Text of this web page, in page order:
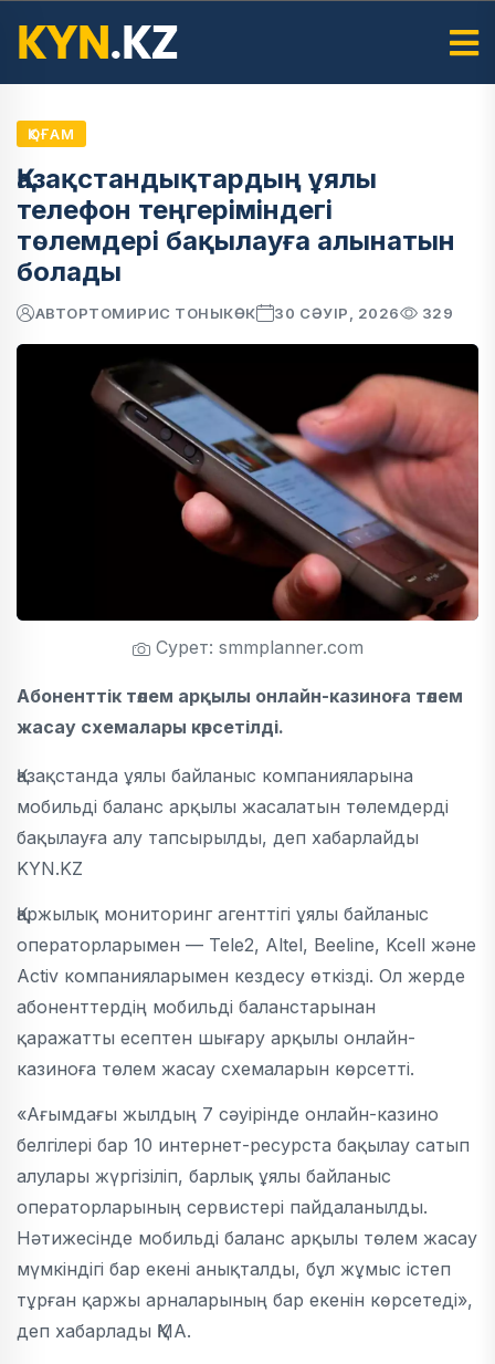
ҚОҒАМ
Қазақстандықтардың ұялы
телефон теңгеріміндегі
төлемдері бақылауға алынатын
болады
АВТОРТОМИРИС ТОНЫКӨК 30 СӘУІР, 2026 329
Сурет: smmplanner.com
Абоненттік төлем арқылы онлайн-казиноға төлем
жасау схемалары көрсетілді.
Қазақстанда ұялы байланыс компанияларына
мобильді баланс арқылы жасалатын төлемдерді
бақылауға алу тапсырылды, деп хабарлайды
KYN.KZ
Қаржылық мониторинг агенттігі ұялы байланыс
операторларымен — Tele2, Altel, Beeline, Kcell және
Activ компанияларымен кездесу өткізді. Ол жерде
абоненттердің мобильді баланстарынан
қаражатты есептен шығару арқылы онлайн-
казиноға төлем жасау схемаларын көрсетті.
«Ағымдағы жылдың 7 сәуірінде онлайн-казино
белгілері бар 10 интернет-ресурста бақылау сатып
алулары жүргізіліп, барлық ұялы байланыс
операторларының сервистері пайдаланылды.
Нәтижесінде мобильді баланс арқылы төлем жасау
мүмкіндігі бар екені анықталды, бұл жұмыс істеп
тұрған қаржы арналарының бар екенін көрсетеді»,
деп хабарлады ҚМА.